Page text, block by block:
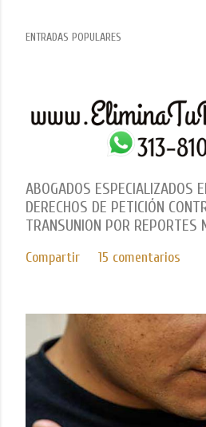
ENTRADAS POPULARES
ABOGADOS ESPECIALIZADOS
DERECHOS DE PETICIÓN
TRANSUNION POR REPORTES
Compartir 15 comentarios